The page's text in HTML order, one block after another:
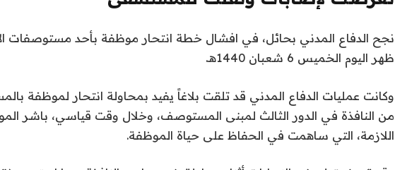
نجح الدفاع المدني بحائل، في افشال خطة انتحار موظفة بأحد مستوصفات
ظهر اليوم الخميس 6 شعبان 1440هـ.
وكانت عمليات الدفاع المدني قد تلقت بلاغاً يفيد بمحاولة انتحار لموظفة
من النافذة في الدور الثالث لمبنى المستوصف، وخلال وقت قياسي، باشر
اللازمة، التي ساهمت في الحفاظ على حياة الموظفة.